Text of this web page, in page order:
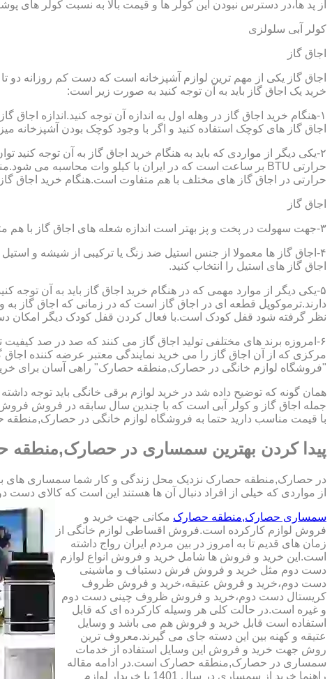
از پد ها،در دسترس نبودن این کولر ها و قیمت بالا به نسبت کولر های
کولر آبی سلولزی
اجاق گاز
اجاق گاز یکی از مهم ترین لوازم آشپزخانه است که دست کم روزانه دو
خرید یک اجاق گاز باید به آن توجه کنید به صورت زیر است:
۱-هنگام خرید اجاق گاز در وهله اول به اندازه آن توجه کنید.اندازه
اجاق گاز های کوچک استفاده کنید و اگر با وجود کوچک بودن آشپزخانه
۲-یکی دیگر از مواردی که باید به هنگام خرید اجاق گاز به آن توجه
حرارتی در اجاق گاز های مختلف با هم متفاوت است.هنگام خرید اجاق گاز
اجاق گاز
۳-جهت سهولت در پخت و پز بهتر است اندازه شعله های اجاق گاز با هم متفاوت باشد.
۴-اجاق گاز ها معمولا از جنس استیل ضد زنگ یا ترکیبی از شیشه و
اجاق گاز های استیل را انتخاب کنید.
۵-یکی دیگر از موارد مهمی که در هنگام خرید اجاق گاز باید به آن
دارند.ترموکوپل قطعه ای در اجاق گاز است که در زمانی که اجاق گاز به
نظر گرفته شود قفل کودک است.با فعال کردن قفل کودک دیگر امکان
۶-امروزه برند های مختلفی تولید اجاق گاز می کنند که صد در صد کیفیت
مرکزی که از آن اجاق گاز را می خرید نمایندگی معتبر عرضه کننده اجاق
"فروشگاه لوازم خانگی در حصارک,منطقه حصارک" راهی آسان برای خرید
همان گونه که توضیح داده شد در خرید لوازم برقی خانگی باید توجه
جمله اجاق گاز و کولر آبی است که با چندین سال سابقه در فروش
با قیمت مناسب دارید حتما به فروشگاه لوازم خانگی در حصارک,منطقه
پیدا کردن بهترین سمساری در حصارک,منطقه
در حصارک,منطقه حصارک نزدیک محل زندگی و کار شما سمساری های
از مواردی که خیلی از افراد دنبال آن ها هستند این است که کالای دست دوم با کیفیت را
سمساری حصارک,منطقه حصارک مکانی جهت خرید و
فروش لوازم کارکرده است.فروش اقساطی لوازم خانگی از
زمان های قدیم تا به امروز در بین مردم ایران رواج داشته
است.این خرید و فروش ها شامل خرید و فروش انواع لوازم
دست دوم مثل خرید و فروش فرش دستباف و ماشینی
دست دوم،خرید و فروش عتیقه،خرید و فروش ظروف
کریستال دست دوم،خرید و فروش ظروف چینی دست دوم
و غیره است.در حالت کلی هر وسیله کارکرده ای که قابل
استفاده است قابل خرید و فروش هم می باشد و وسایل
عتیقه و کهنه بین این دسته جای می گیرند.معروف ترین
روش جهت خرید و فروش این وسایل استفاده از خدمات
سمساری در حصارک,منطقه حصارک است.در ادامه مقاله
راهنما خرید از سمساری در سال 1401 با خریدار لوازم